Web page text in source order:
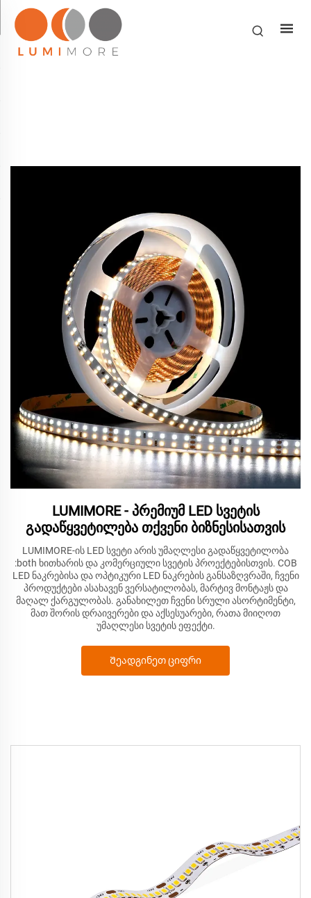
LUMIMORE - პრემიუმ LED სვეტის
გადაწყვეტილება თქვენი ბიზნესისათვის
LUMIMORE-ის LED სვეტი არის უმაღლესი გადაწყვეტილობა
:both ხითხარის და კომერციული სვეტის პროექტებისთვის. COB
LED ნაკრებისა და ოპტიკური LED ნაკრების განსაზღვრაში, ჩვენი
პროდუქტები ასახავენ ვერსატილობას, მარტივ მონტაჟს და
მაღალ ქარგულობას. განახილეთ ჩვენი სრული ასორტიმენტი,
მათ შორის დრაივერები და აქსესუარები, რათა მიიღოთ
უმაღლესი სვეტის ეფექტი.
Შეადგინეთ ციფრი